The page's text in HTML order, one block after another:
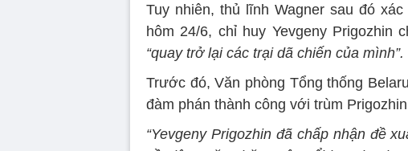
Tuy nhiên, thủ lĩnh Wagner sau đó
hôm 24/6, chỉ huy Yevgeny Prigozhin
“quay trở lại các trại dã chiến của mình”.
Trước đó, Văn phòng Tổng thống
đàm phán thành công với trùm
“Yevgeny Prigozhin đã chấp nhận đề